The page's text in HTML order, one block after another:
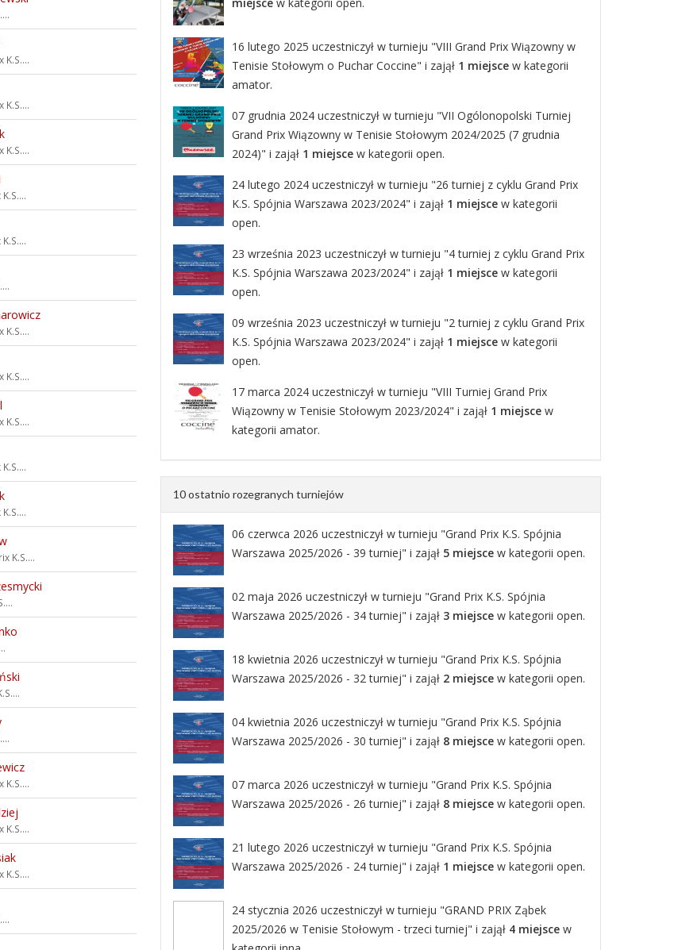
K.S....
K.S....
K.S....
K.S....
K.S....
K.S....
K.S....
K.S....
K.S....
K.S....
16 lutego 2025 uczestniczył w turnieju "VIII Grand Prix Wiązowny w
Tenisie Stołowym o Puchar Coccine" i zajął 1 miejsce w kategorii
amator.
07 grudnia 2024 uczestniczył w turnieju "VII Ogólonopolski Turniej
Grand Prix Wiązowny w Tenisie Stołowym 2024/2025 (7 grudnia
2024)" i zajął 1 miejsce w kategorii open.
24 lutego 2024 uczestniczył w turnieju "26 turniej z cyklu Grand Prix
K.S. Spójnia Warszawa 2023/2024" i zajął 1 miejsce w kategorii
open.
23 września 2023 uczestniczył w turnieju "4 turniej z cyklu Grand Prix
K.S. Spójnia Warszawa 2023/2024" i zajął 1 miejsce w kategorii
open.
09 września 2023 uczestniczył w turnieju "2 turniej z cyklu Grand Prix
K.S. Spójnia Warszawa 2023/2024" i zajął 1 miejsce w kategorii
open.
17 marca 2024 uczestniczył w turnieju "VIII Turniej Grand Prix
Wiązowny w Tenisie Stołowym 2023/2024" i zajął 1 miejsce w
kategorii amator.
10 ostatnio rozegranych turniejów
06 czerwca 2026 uczestniczył w turnieju "Grand Prix K.S. Spójnia
Warszawa 2025/2026 - 39 turniej" i zajął 5 miejsce w kategorii open.
02 maja 2026 uczestniczył w turnieju "Grand Prix K.S. Spójnia
Warszawa 2025/2026 - 34 turniej" i zajął 3 miejsce w kategorii open.
18 kwietnia 2026 uczestniczył w turnieju "Grand Prix K.S. Spójnia
Warszawa 2025/2026 - 32 turniej" i zajął 2 miejsce w kategorii open.
04 kwietnia 2026 uczestniczył w turnieju "Grand Prix K.S. Spójnia
Warszawa 2025/2026 - 30 turniej" i zajął 8 miejsce w kategorii open.
07 marca 2026 uczestniczył w turnieju "Grand Prix K.S. Spójnia
Warszawa 2025/2026 - 26 turniej" i zajął 8 miejsce w kategorii open.
21 lutego 2026 uczestniczył w turnieju "Grand Prix K.S. Spójnia
Warszawa 2025/2026 - 24 turniej" i zajął 1 miejsce w kategorii open.
24 stycznia 2026 uczestniczył w turnieju "GRAND PRIX Ząbek
2025/2026 w Tenisie Stołowym - trzeci turniej" i zajął 4 miejsce w